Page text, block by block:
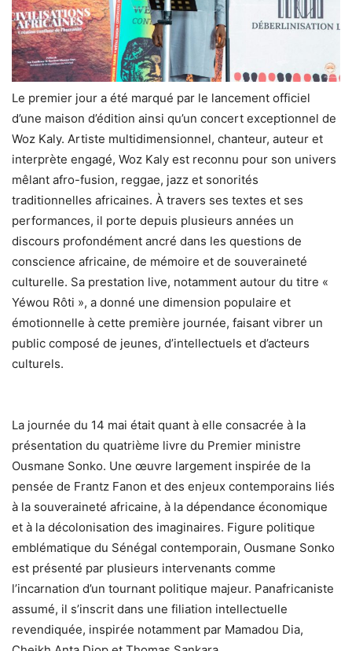
Le premier jour a été marqué par le lancement officiel
d’une maison d’édition ainsi qu’un concert exceptionnel de
Woz Kaly. Artiste multidimensionnel, chanteur, auteur et
interprète engagé, Woz Kaly est reconnu pour son univers
mêlant afro-fusion, reggae, jazz et sonorités
traditionnelles africaines. À travers ses textes et ses
performances, il porte depuis plusieurs années un
discours profondément ancré dans les questions de
conscience africaine, de mémoire et de souveraineté
culturelle. Sa prestation live, notamment autour du titre «
Yéwou Rôti », a donné une dimension populaire et
émotionnelle à cette première journée, faisant vibrer un
public composé de jeunes, d’intellectuels et d’acteurs
culturels.
La journée du 14 mai était quant à elle consacrée à la
présentation du quatrième livre du Premier ministre
Ousmane Sonko. Une œuvre largement inspirée de la
pensée de Frantz Fanon et des enjeux contemporains liés
à la souveraineté africaine, à la dépendance économique
et à la décolonisation des imaginaires. Figure politique
emblématique du Sénégal contemporain, Ousmane Sonko
est présenté par plusieurs intervenants comme
l’incarnation d’un tournant politique majeur. Panafricaniste
assumé, il s’inscrit dans une filiation intellectuelle
revendiquée, inspirée notamment par Mamadou Dia,